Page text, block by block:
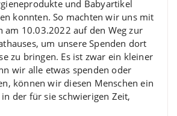
und Babyartikel
konnten. So machten wir uns mit
am 10.03.2022 auf den Weg zur
um unsere Spenden dort
zu bringen. Es ist zwar ein kleiner
wir alle etwas spenden oder
können wir diesen Menschen ein
der für sie schwierigen Zeit,